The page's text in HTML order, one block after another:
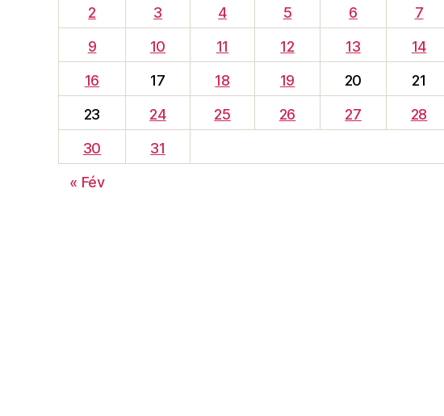
2
3 4 5 6 7
9
10 11 12 13 14
16
17 18 19 20 21
23
24 25 26 27 28
30
31
« Fév